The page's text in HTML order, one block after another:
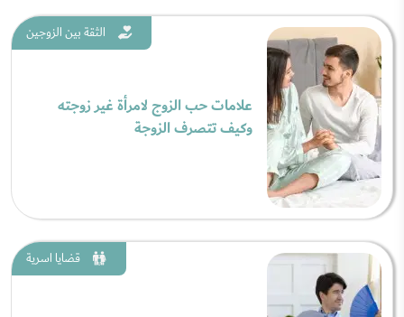
الثقة بين الزوجين
علامات حب الزوج لامرأة غير زوجته
وكيف تتصرف الزوجة
قضايا اسرية